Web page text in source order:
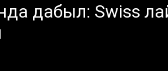
дабыл: Swiss